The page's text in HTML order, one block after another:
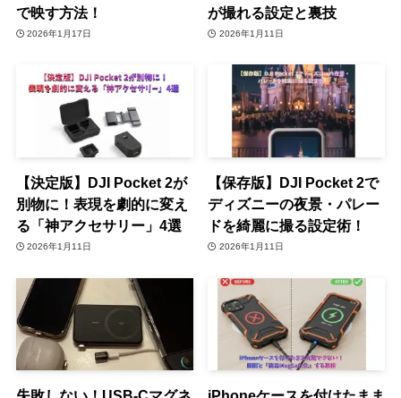
で映す方法！
2026年1月17日
が撮れる設定と裏技
2026年1月11日
【決定版】DJI Pocket 2が
別物に！表現を劇的に変え
る「神アクセサリー」4選
2026年1月11日
【保存版】DJI Pocket 2で
ディズニーの夜景・パレー
ドを綺麗に撮る設定術！
2026年1月11日